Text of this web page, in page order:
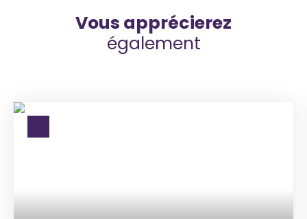
Vous apprécierez
également